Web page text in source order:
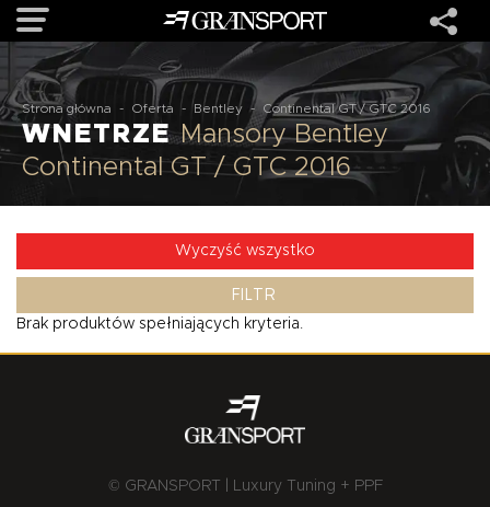
OFERTA
MARKI
O NAS
KONTAKT
Strona główna - Oferta - Bentley - Continental GT / GTC 2016
WNETRZEMansory Bentley
Continental GT / GTC 2016
Wyczyść wszystko
FILTR
Brak produktów spełniających kryteria.
© GRANSPORT | Luxury Tuning + PPF